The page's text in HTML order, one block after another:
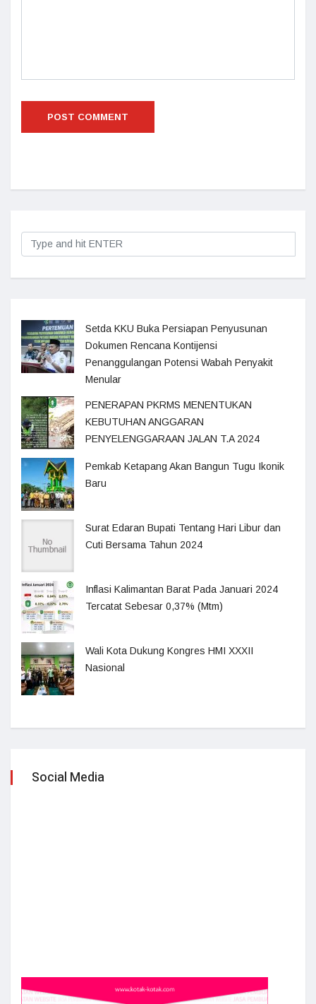
Setda KKU Buka Persiapan Penyusunan
Dokumen Rencana Kontijensi
Penanggulangan Potensi Wabah Penyakit
Menular
PENERAPAN PKRMS MENENTUKAN
KEBUTUHAN ANGGARAN
PENYELENGGARAAN JALAN T.A 2024
Pemkab Ketapang Akan Bangun Tugu Ikonik
Baru
Surat Edaran Bupati Tentang Hari Libur dan
Cuti Bersama Tahun 2024
Inflasi Kalimantan Barat Pada Januari 2024
Tercatat Sebesar 0,37% (Mtm)
Wali Kota Dukung Kongres HMI XXXII
Nasional
Social Media